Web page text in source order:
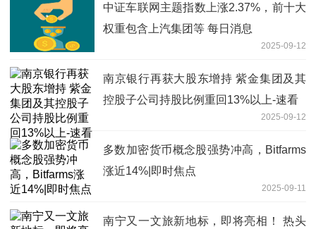
中证车联网主题指数上涨2.37%，前十大
权重包含上汽集团等 每日消息
2025-09-12
南京银行再获大股东增持 紫金集团及其
控股子公司持股比例重回13%以上-速看
2025-09-12
多数加密货币概念股强势冲高，Bitfarms
涨近14%|即时焦点
2025-09-11
南宁又一文旅新地标，即将亮相！ 热头